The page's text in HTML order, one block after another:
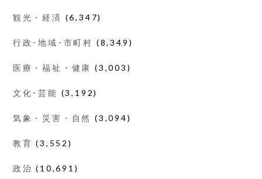
観光・経済 (6,347)
行政･地域･市町村 (8,349)
医療・福祉・健康 (3,003)
文化･芸能 (3,192)
気象・災害・自然 (3,094)
教育 (3,552)
政治 (10,691)